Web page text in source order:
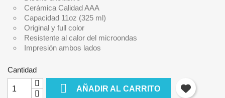
Cerámica Calidad AAA
Capacidad 11oz (325 ml)
Original y full color
Resistente al calor del microondas
Impresión ambos lados
Cantidad
 AÑADIR AL CARRITO